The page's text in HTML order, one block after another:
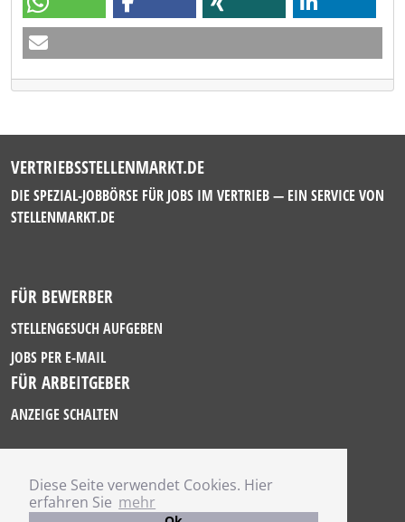
Diese Seite verwendet Cookies. Hier
erfahren Sie mehr
VERTRIEBSSTELLENMARKT.DE
DIE SPEZIAL-JOBBÖRSE FÜR JOBS IM VERTRIEB — EIN SERVICE VON
STELLENMARKT.DE
FÜR BEWERBER
STELLENGESUCH AUFGEBEN
JOBS PER E-MAIL
FÜR ARBEITGEBER
ANZEIGE SCHALTEN
IMPRESSUM
DATENSCHUTZ